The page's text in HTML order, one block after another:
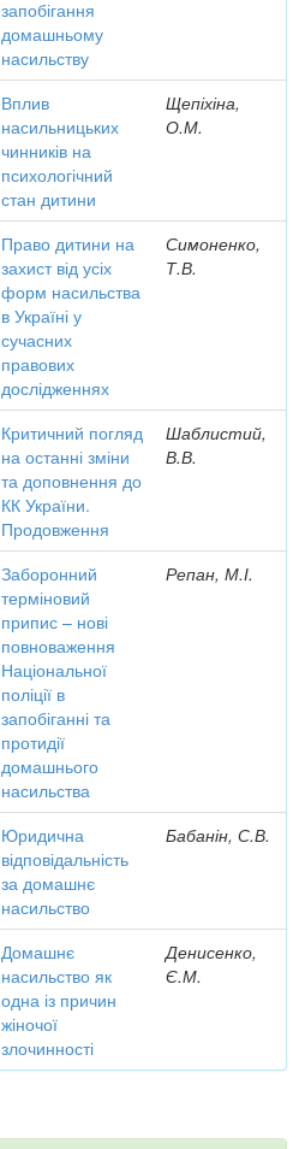
запобігання
домашньому
насильству
Вплив
насильницьких
чинників на
психологічний
стан дитини
Щепіхіна,
О.М.
Право дитини на
захист від усіх
форм насильства
в Україні у
сучасних
правових
дослідженнях
Симоненко,
Т.В.
Критичний погляд
на останні зміни
та доповнення до
КК України.
Продовження
Шаблистий,
В.В.
Заборонний
терміновий
припис – нові
повноваження
Національної
поліції в
запобіганні та
протидії
домашнього
насильства
Репан, М.І.
Юридична
відповідальність
за домашнє
насильство
Бабанін, С.В.
Домашнє
насильство як
одна із причин
жіночої
злочинності
Денисенко,
Є.М.